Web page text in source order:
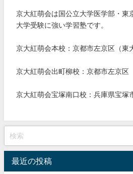
京大紅萌会は国公立大学医学部・東
大学受験に強い学習塾です。
京大紅萌会本校：京都市左京区（東
京大紅萌会出町柳校：京都市左京区
京大紅萌会宝塚南口校：兵庫県宝塚
最近の投稿